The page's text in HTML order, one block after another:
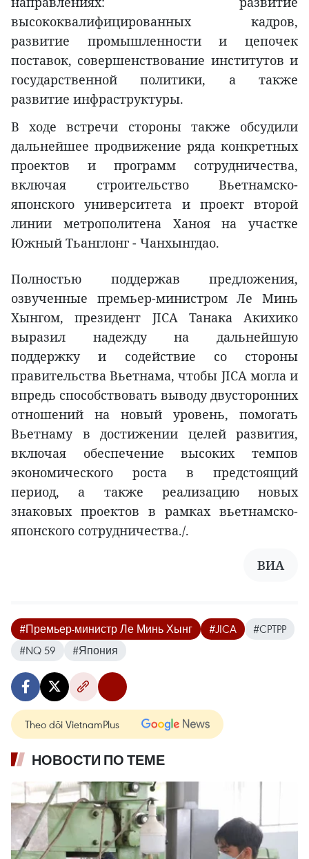
высококвалифицированных кадров,
развитие промышленности и цепочек
поставок, совершенствование институтов и
государственной политики, а также
развитие инфраструктуры.
В ходе встречи стороны также обсудили
дальнейшее продвижение ряда конкретных
проектов и программ сотрудничества,
включая строительство Вьетнамско-
японского университета и проект второй
линии метрополитена Ханоя на участке
Южный Тьанглонг - Чанхынгдао.
Полностью поддержав предложения,
озвученные премьер-министром Ле Минь
Хынгом, президент JICA Танака Акихико
выразил надежду на дальнейшую
поддержку и содействие со стороны
правительства Вьетнама, чтобы JICA могла и
впредь способствовать выводу двусторонних
отношений на новый уровень, помогать
Вьетнаму в достижении целей развития,
включая обеспечение высоких темпов
экономического роста в предстоящий
период, а также реализацию новых
знаковых проектов в рамках вьетнамско-
японского сотрудничества./.
ВИА
#Премьер-министр Ле Минь Хынг #JICA
#CPTPP
#NQ 59
#Япония
Theo dõi VietnamPlus
НОВОСТИ ПО ТЕМЕ